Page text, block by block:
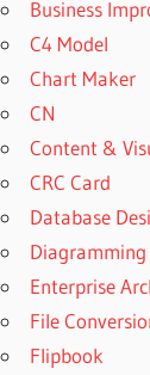
Business
C4 Model
Chart Maker
CN
Content &
CRC Card
Database
Diagramming
Enterprise
File
Flipbook